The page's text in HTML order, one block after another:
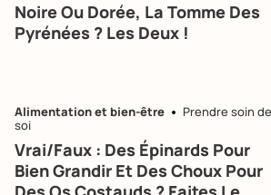
Noire Ou Dorée, La Tomme Des
Pyrénées ? Les Deux !
Alimentation et bien-être
Prendre soin de
soi
Vrai/Faux : Des Épinards Pour
Bien Grandir Et Des Choux Pour